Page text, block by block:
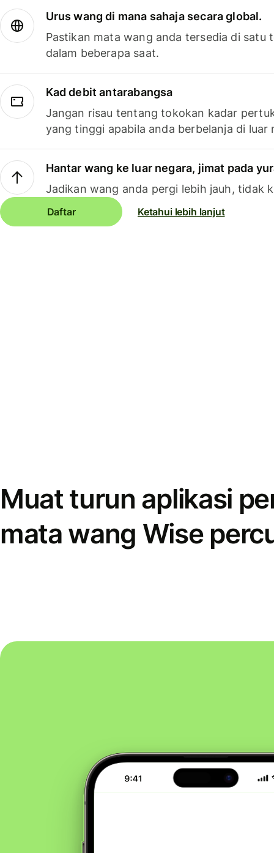
Urus wang di mana sahaja secara global.
Pastikan mata wang anda tersedia di satu
dalam beberapa saat.
Kad debit antarabangsa
Jangan risau tentang tokokan kadar
yang tinggi apabila anda berbelanja di luar
Hantar wang ke luar negara, jimat pada
Jadikan wang anda pergi lebih jauh, tidak
Daftar Ketahui lebih lanjut
Muat turun aplikasi
mata wang Wise